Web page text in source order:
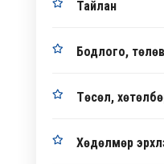
Тайлан
Бодлого,
Төсөл,
Хөдөлмөр